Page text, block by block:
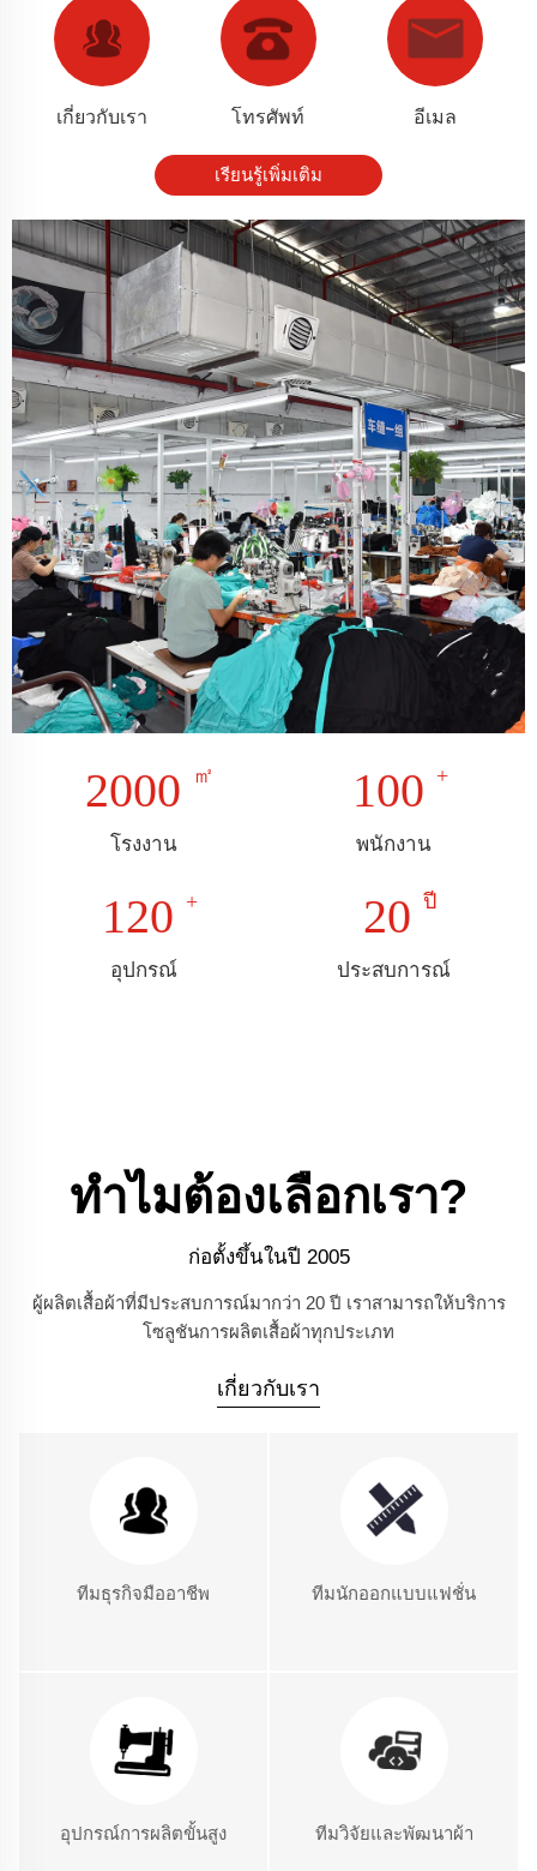
เกี่ยวกับเรา โทรศัพท์ อีเมล
เรียนรู้เพิ่มเติม
2000
โรงงาน
100
พนักงาน
120
อุปกรณ์
20
ประสบการณ์
ทำไมต้องเลือกเรา?
ก่อตั้งขึ้นในปี 2005
ผู้ผลิตเสื้อผ้าที่มีประสบการณ์มากว่า 20 ปี เราสามารถให้บริการ
โซลูชันการผลิตเสื้อผ้าทุกประเภท
เกี่ยวกับเรา
ทีมธุรกิจมืออาชีพ ทีมนักออกแบบแฟชั่น
อุปกรณ์การผลิตขั้นสูง ทีมวิจัยและพัฒนาผ้า